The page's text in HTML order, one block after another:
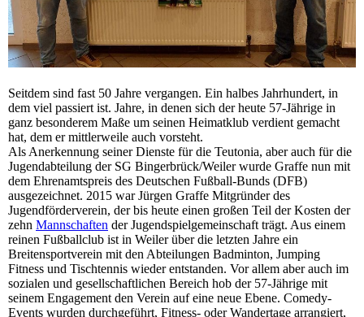
Seitdem sind fast 50 Jahre vergangen. Ein halbes Jahrhundert, in
dem viel passiert ist. Jahre, in denen sich der heute 57-Jährige in
ganz besonderem Maße um seinen Heimatklub verdient gemacht
hat, dem er mittlerweile auch vorsteht.
Als Anerkennung seiner Dienste für die Teutonia, aber auch für die
Jugendabteilung der SG Bingerbrück/Weiler wurde Graffe nun mit
dem Ehrenamtspreis des Deutschen Fußball-Bunds (DFB)
ausgezeichnet. 2015 war Jürgen Graffe Mitgründer des
Jugendförderverein, der bis heute einen großen Teil der Kosten der
zehn Mannschaften der Jugendspielgemeinschaft trägt. Aus einem
reinen Fußballclub ist in Weiler über die letzten Jahre ein
Breitensportverein mit den Abteilungen Badminton, Jumping
Fitness und Tischtennis wieder entstanden. Vor allem aber auch im
sozialen und gesellschaftlichen Bereich hob der 57-Jährige mit
seinem Engagement den Verein auf eine neue Ebene. Comedy-
Events wurden durchgeführt, Fitness- oder Wandertage arrangiert,